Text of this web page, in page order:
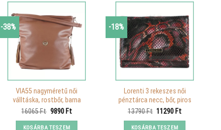
-38%
VIA55 nagyméretű női
válltáska, rostbőr, barna
16065Ft Original
was:
9890 FtCurrent
KOSÁRBA TESZEM
-18%
Lorenti 3 rekeszes női
pénztárca necc, bőr, piros
13790Ft Original
was:
11290 FtCurrent
KOSÁRBA TESZEM